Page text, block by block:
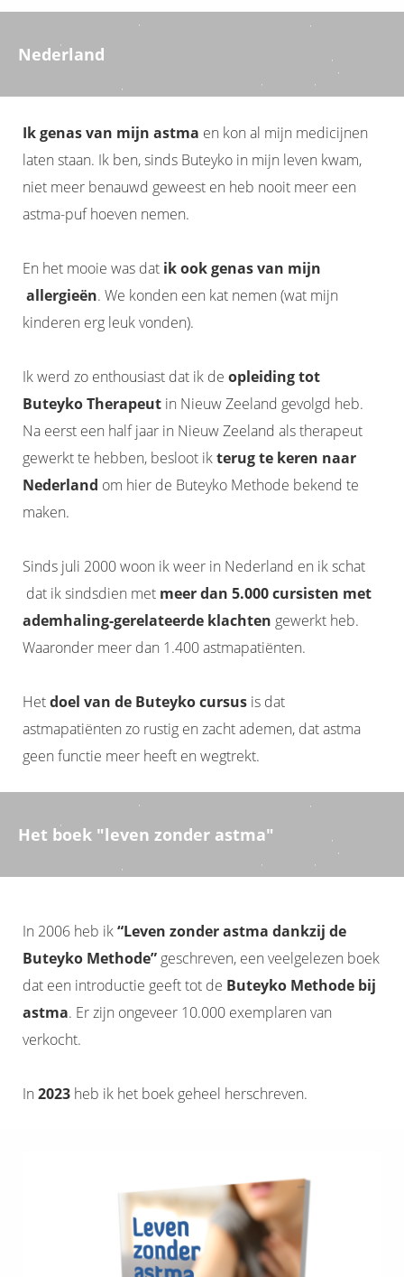
Nederland
Ik genas van mijn astma en kon al mijn medicijnen
laten staan. Ik ben, sinds Buteyko in mijn leven kwam,
niet meer benauwd geweest en heb nooit meer een
astma-puf hoeven nemen.
En het mooie was dat ik ookgenas van mijn
allergieën. We konden een kat nemen (wat mijn
kinderen erg leuk vonden).
Ik werd zo enthousiast dat ik de opleiding tot
Buteyko Therapeut in Nieuw Zeeland gevolgd heb.
Na eerst een half jaar in Nieuw Zeeland als therapeut
gewerkt te hebben, besloot ikterug te keren naar
Nederland om hier de Buteyko Methode bekend te
maken.
Sinds juli 2000 woon ik weer in Nederland en ik schat
dat ik sindsdien met meer dan 5.000 cursisten met
ademhaling-gerelateerde klachten gewerkt heb.
Waaronder meer dan 1.400 astmapatiënten.
Hetdoel van de Buteyko cursus is dat
astmapatiënten zo rustig en zacht ademen, dat astma
geen functie meer heeft en wegtrekt.
Het boek "leven zonder astma"
In 2006 heb ik“Leven zonder astma dankzij de
Buteyko Methode” geschreven, een veelgelezen boek
dat een introductie geeft tot de Buteyko Methode bij
astma. Er zijn ongeveer 10.000 exemplaren van
verkocht.
In 2023 heb ik het boek geheel herschreven.